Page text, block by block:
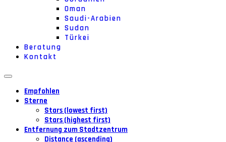
Oman
Saudi-Arabien
Sudan
Türkei
Beratung
Kontakt
Empfohlen
Sterne
Stars (lowest first)
Stars (highest first)
Entfernung zum Stadtzentrum
Distance (ascending)